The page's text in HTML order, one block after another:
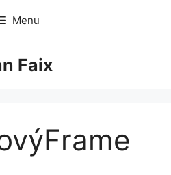
Menu
Faix